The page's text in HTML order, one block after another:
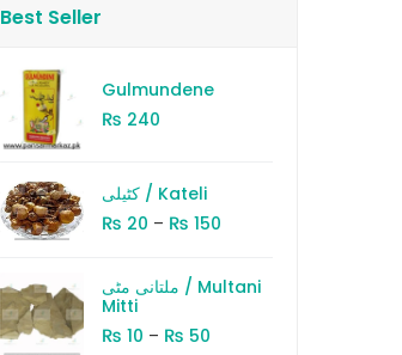
Best Seller
Gulmundene
₨ 240
کٹیلی / Kateli
₨ 20 – ₨ 150
ملتانی مٹی / Multani
Mitti
₨ 10 – ₨ 50